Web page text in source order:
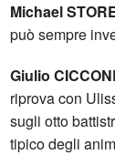
Michael
può sempre
Giulio
riprova con
sugli otto
tipico degli